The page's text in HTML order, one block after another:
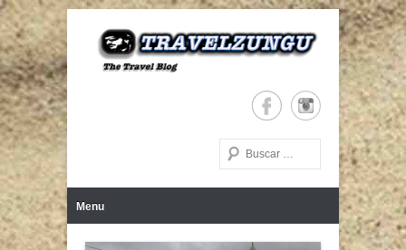
Buscar
Menu